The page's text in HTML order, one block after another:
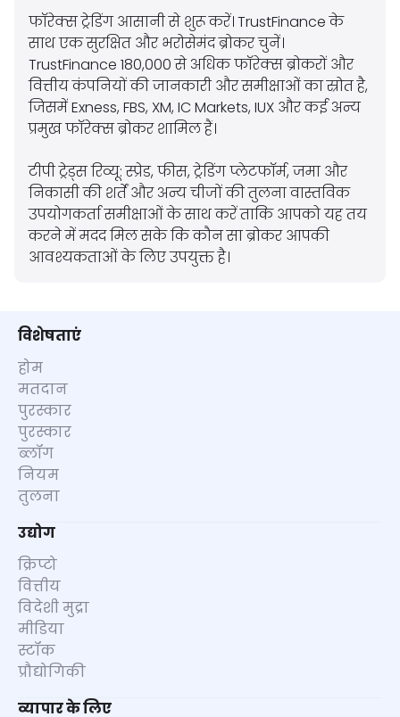
फॉरेक्स ट्रेडिंग आसानी से शुरू करें। TrustFinance के
साथ एक सुरक्षित और भरोसेमंद ब्रोकर चुनें।
TrustFinance 180,000 से अधिक फॉरेक्स ब्रोकरों और
वित्तीय कंपनियों की जानकारी और समीक्षाओं का स्रोत है,
जिसमें Exness, FBS, XM, IC Markets, IUX और कई अन्य
प्रमुख फॉरेक्स ब्रोकर शामिल हैं।
टीपी ट्रेड्स रिव्यू: स्प्रेड, फीस, ट्रेडिंग प्लेटफॉर्म, जमा और
निकासी की शर्तें और अन्य चीजों की तुलना वास्तविक
उपयोगकर्ता समीक्षाओं के साथ करें ताकि आपको यह तय
करने में मदद मिल सके कि कौन सा ब्रोकर आपकी
आवश्यकताओं के लिए उपयुक्त है।
विशेषताएं
होम
मतदान
पुरस्कार
पुरस्कार
ब्लॉग
नियम
तुलना
उद्योग
क्रिप्टो
वित्तीय
विदेशी मुद्रा
मीडिया
स्टॉक
प्रौद्योगिकी
व्यापार के लिए